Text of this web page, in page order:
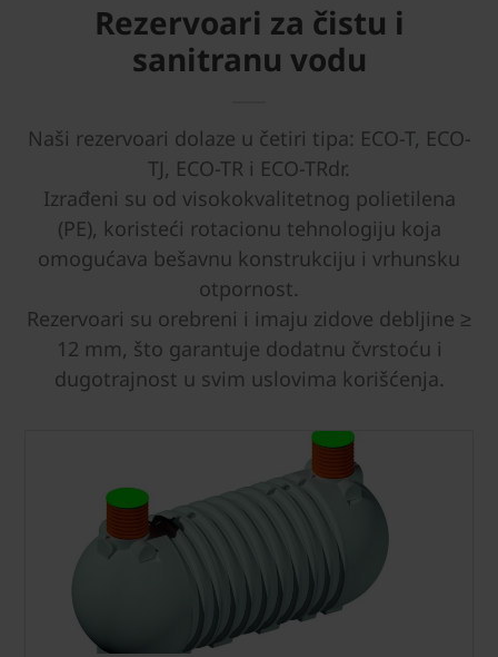
Rezervoari za čistu i
sanitranu vodu
Naši rezervoari dolaze u četiri tipa: ECO-T, ECO-
TJ, ECO-TR i ECO-TRdr.
Izrađeni su od visokokvalitetnog polietilena
(PE), koristeći rotacionu tehnologiju koja
omogućava bešavnu konstrukciju i vrhunsku
otpornost.
Rezervoari su orebreni i imaju zidove debljine ≥
12 mm, što garantuje dodatnu čvrstoću i
dugotrajnost u svim uslovima korišćenja.